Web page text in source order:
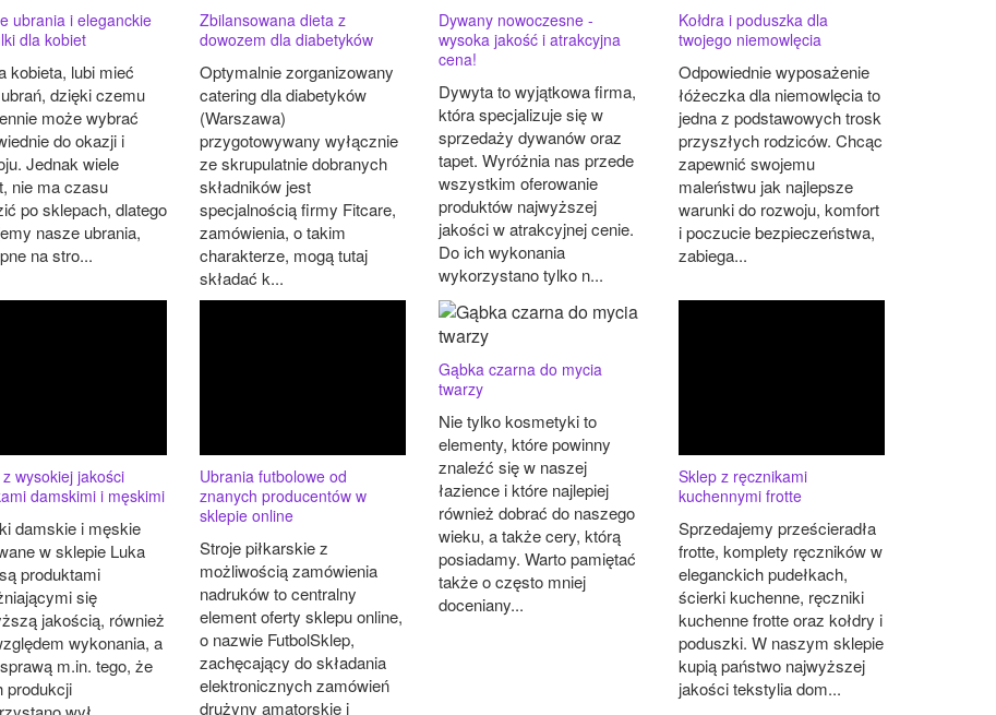
ubrania i eleganckie
dla kobiet
kobieta, lubi mieć
dzięki czemu
może wybrać
do okazji i
Jednak wiele
nie ma czasu
po sklepach, dlatego
nasze ubrania,
na stro...
Zbilansowana dieta z
dowozem dla diabetyków
Optymalnie zorganizowany
catering dla diabetyków
(Warszawa)
przygotowywany wyłącznie
ze skrupulatnie dobranych
składników jest
specjalnością firmy Fitcare,
zamówienia, o takim
charakterze, mogą tutaj
składać k...
Dywany nowoczesne -
wysoka jakość i atrakcyjna
cena!
Dywyta to wyjątkowa firma,
która specjalizuje się w
sprzedaży dywanów oraz
tapet. Wyróżnia nas przede
wszystkim oferowanie
produktów najwyższej
jakości w atrakcyjnej cenie.
Do ich wykonania
wykorzystano tylko n...
Kołdra i poduszka dla
twojego niemowlęcia
Odpowiednie wyposażenie
łóżeczka dla niemowlęcia to
jedna z podstawowych trosk
przyszłych rodziców. Chcąc
zapewnić swojemu
maleństwu jak najlepsze
warunki do rozwoju, komfort
i poczucie bezpieczeństwa,
zabiega...
wysokiej jakości
damskimi i męskimi
damskie i męskie
w sklepie Luka
produktami
się
jakością, również
wykonania, a
m.in. tego, że
produkcji
Ubrania futbolowe od
znanych producentów w
sklepie online
Stroje piłkarskie z
możliwością zamówienia
nadruków to centralny
element oferty sklepu online,
o nazwie FutbolSklep,
zachęcający do składania
elektronicznych zamówień
drużyny amatorskie i
Gąbka czarna do mycia
twarzy
Nie tylko kosmetyki to
elementy, które powinny
znaleźć się w naszej
łazience i które najlepiej
również dobrać do naszego
wieku, a także cery, którą
posiadamy. Warto pamiętać
także o często mniej
doceniany...
Sklep z ręcznikami
kuchennymi frotte
Sprzedajemy prześcieradła
frotte, komplety ręczników w
eleganckich pudełkach,
ścierki kuchenne, ręczniki
kuchenne frotte oraz kołdry i
poduszki. W naszym sklepie
kupią państwo najwyższej
jakości tekstylia dom...